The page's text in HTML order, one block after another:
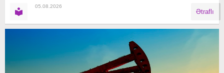
05.08.2026
Ətraflı